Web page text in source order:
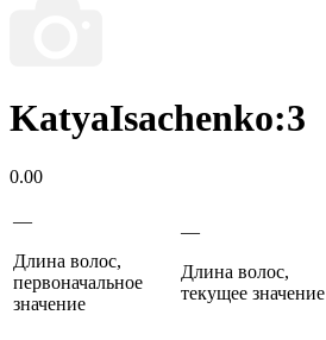
KatyaIsachenko:3
0.00
—
Длина волос,
первоначальное
значение
—
Длина волос,
текущее значение